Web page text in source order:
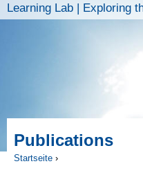
Learning Lab | Exploring
Publications
Startseite ›